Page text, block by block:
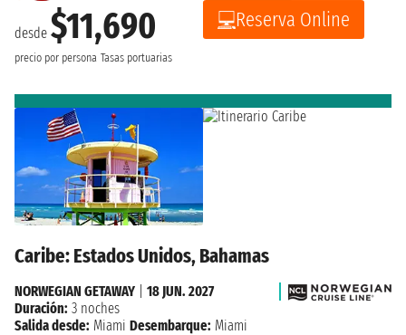
desde $11,690
precio por persona Tasas portuarias
Reserva Online
Caribe: Estados Unidos, Bahamas
NORWEGIAN GETAWAY
18 JUN. 2027
Duración: 3 noches
Salida desde: Miami Desembarque: Miami